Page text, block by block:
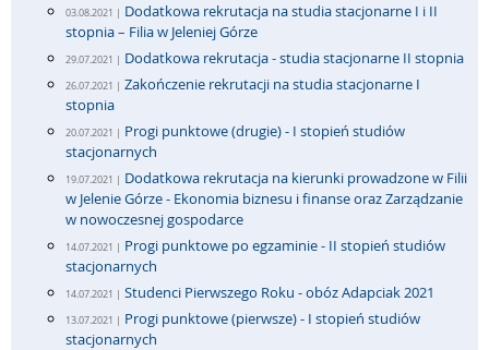
03.08.2021 | Dodatkowa rekrutacja na studia stacjonarne I i II
stopnia – Filia w Jeleniej Górze
29.07.2021 | Dodatkowa rekrutacja - studia stacjonarne II stopnia
26.07.2021 | Zakończenie rekrutacji na studia stacjonarne I
stopnia
20.07.2021 | Progi punktowe (drugie) - I stopień studiów
stacjonarnych
19.07.2021 | Dodatkowa rekrutacja na kierunki prowadzone w Filii
w Jelenie Górze - Ekonomia biznesu i finanse oraz Zarządzanie
w nowoczesnej gospodarce
14.07.2021 | Progi punktowe po egzaminie - II stopień studiów
stacjonarnych
14.07.2021 | Studenci Pierwszego Roku - obóz Adapciak 2021
13.07.2021 | Progi punktowe (pierwsze) - I stopień studiów
stacjonarnych